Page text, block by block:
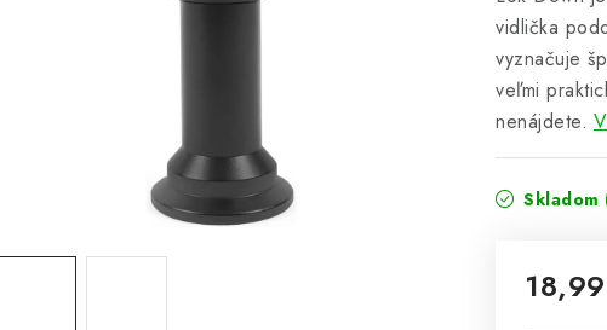
vidlička
vyznačuje
veľmi
nenájdete.
Skladom